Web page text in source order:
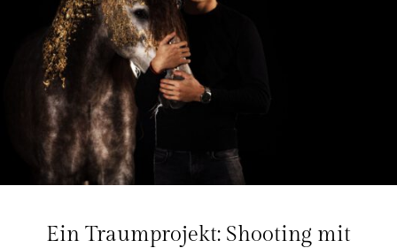
Ein Traumprojekt: Shooting mit